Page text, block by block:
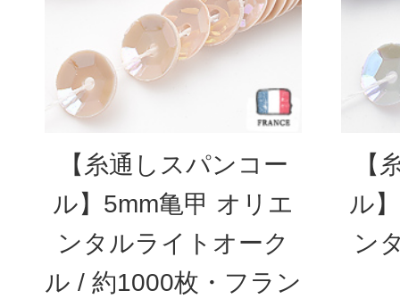
【糸通しスパンコー
ル】5mm亀甲 オリエ
ンタルライトオーク
ル / 約1000枚・フラン
【
ル
ン